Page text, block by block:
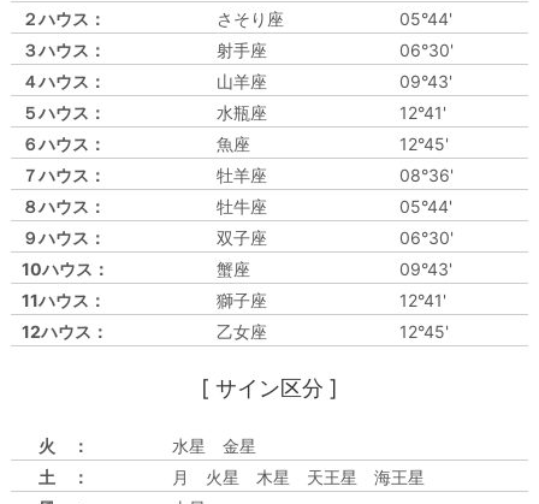
２ハウス：
さそり座
05°44'
３ハウス：
射手座
06°30'
４ハウス：
山羊座
09°43'
５ハウス：
水瓶座
12°41'
６ハウス：
魚座
12°45'
７ハウス：
牡羊座
08°36'
８ハウス：
牡牛座
05°44'
９ハウス：
双子座
06°30'
10ハウス：
蟹座
09°43'
11ハウス：
獅子座
12°41'
12ハウス：
乙女座 12°45'
[ サイン区分 ]
火 ：
水星 金星
土 ：
月 火星 木星 天王星 海王星